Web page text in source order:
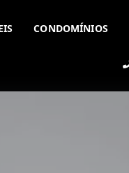
CONDOMÍNIOS